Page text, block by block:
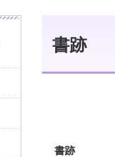
書跡
書跡